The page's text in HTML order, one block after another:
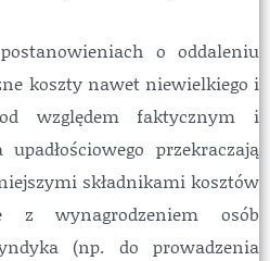
o oddaleniu
koszty nawet niewielkiego i
względem faktycznym i
przekraczają
składnikami kosztów
z wynagrodzeniem osób
(np. do prowadzenia